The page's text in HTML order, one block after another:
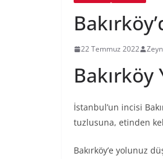
22 Temmuz 2022
Bakırköy
İstanbul’un incisi
tuzlusuna, etinden
Bakırköy’e yolunuz